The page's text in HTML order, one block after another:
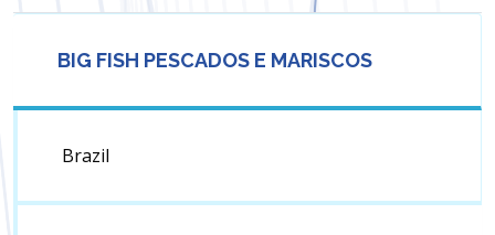
BIG FISH PESCADOS E MARISCOS
Brazil